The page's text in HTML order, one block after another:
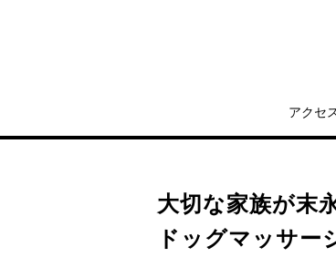
アクセ
大切な家族が末
ドッグマッサー